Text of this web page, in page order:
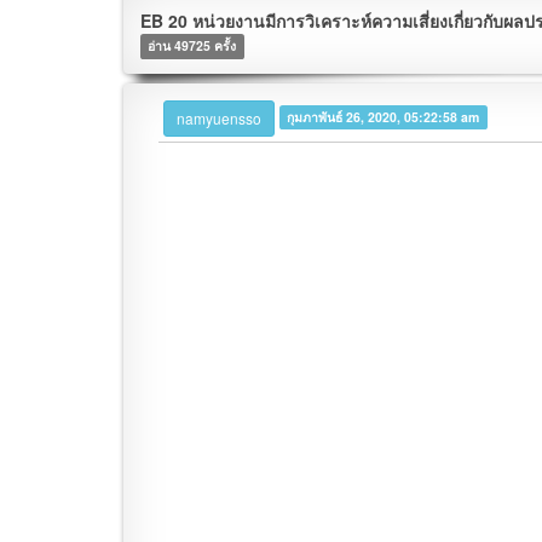
EB 20 หน่วยงานมีการวิเคราะห์ความเสี่ยงเกี่ยวกับผ
อ่าน 49725 ครั้ง
namyuensso กุมภาพันธ์ 26, 2020, 05:22:58 am